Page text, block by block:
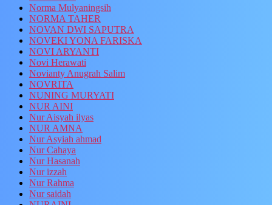
Norma Mulyaningsih
NORMA TAHER
NOVAN DWI SAPUTRA
NOVEKI YONA FARISKA
NOVI ARYANTI
Novi Herawati
Novianty Anugrah Salim
NOVRITA
NUNING MURYATI
NUR AINI
Nur Aisyah ilyas
NUR AMNA
Nur Asyiah ahmad
Nur Cahaya
Nur Hasanah
Nur izzah
Nur Rahma
Nur saidah